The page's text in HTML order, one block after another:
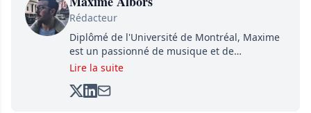
Rédacteur
Diplômé de l'Université de Montréal, Maxime
est un passionné de musique et de
basketball. Il suit de très près l'actualité pour
et divertissant.
Lire la suite